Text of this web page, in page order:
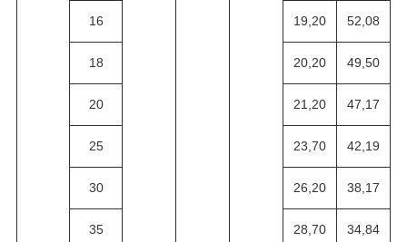
16 19,20 52,08
18 20,20 49,50
20 21,20 47,17
25 23,70 42,19
30 26,20 38,17
35 28,70 34,84